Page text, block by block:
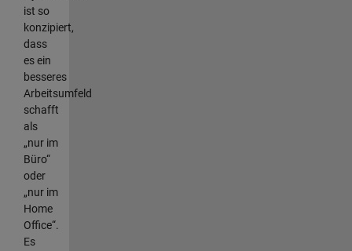
ist so
konzipiert,
dass
es ein
besseres
Arbeitsumfeld
schafft
als
„nur im
Büro“
oder
„nur im
Home
Office“.
Es